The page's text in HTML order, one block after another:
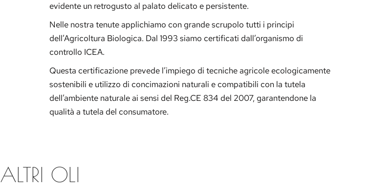
evidente un retrogusto al palato delicato e persistente.
Nelle nostra tenute applichiamo con grande scrupolo tutti i principi
dell’Agricoltura Biologica. Dal 1993 siamo certificati dall’organismo di
controllo ICEA.
Questa certificazione prevede l’impiego di tecniche agricole ecologicamente
sostenibili e utilizzo di concimazioni naturali e compatibili con la tutela
dell’ambiente naturale ai sensi del Reg.CE 834 del 2007, garantendone la
qualità a tutela del consumatore.
ALTRI OLI